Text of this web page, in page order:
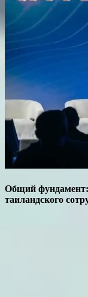
Общий фундамент:
таиландского